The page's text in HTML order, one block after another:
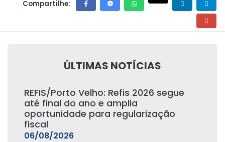
Compartilhe:
ÚLTIMAS NOTÍCIAS
REFIS/Porto Velho: Refis 2026 segue
até final do ano e amplia
oportunidade para regularização
fiscal
06/08/2026